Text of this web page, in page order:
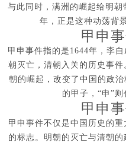
与此同时，满洲的崛起给明
年，正是这种动荡背
甲申
甲申事件指的是1644年，李
朝灭亡，清朝入关的历史事
朝的崛起，改变了中国的政
的甲子，“申”则
甲申
甲申事件不仅是中国历史的
的标志。明朝的灭亡与清朝